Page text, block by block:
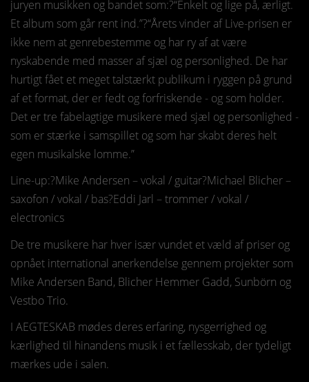
juryen musikken og bandet som:?“Enkelt og lige på, ærligt.
Et album som går rent ind.”?“Årets vinder af Live-prisen er
ikke nem at genrebestemme og har ry af at være
nyskabende med masser af sjæl og personlighed. De har
hurtigt fået et meget talstærkt publikum i ryggen på grund
af et format, der er fedt og forfriskende - og som holder.
Det er tre fabelagtige musikere med sjæl og personlighed -
som er stærke i samspillet og som har skabt deres helt
egen musikalske lomme.”
Line-up:?Mike Andersen – vokal / guitar?Michael Blicher –
saxofon / vokal / bas?Eddi Jarl – trommer / vokal /
electronics
De tre musikere har hver især vundet et væld af priser og
opnået international anerkendelse gennem projekter som
Mike Andersen Band, Blicher Hemmer Gadd, Sunbörn og
Vestbo Trio.
I AEGTESKAB mødes deres erfaring, nysgerrighed og
kærlighed til hinandens musik i et fællesskab, der tydeligt
mærkes ude i salen.